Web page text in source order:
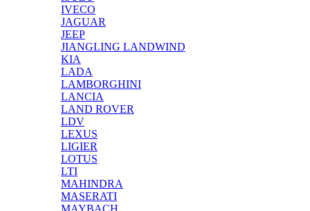
IVECO
JAGUAR
JEEP
JIANGLING LANDWIND
KIA
LADA
LAMBORGHINI
LANCIA
LAND ROVER
LDV
LEXUS
LIGIER
LOTUS
LTI
MAHINDRA
MASERATI
MAYBACH